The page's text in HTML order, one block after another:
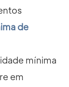
de
mínima
em